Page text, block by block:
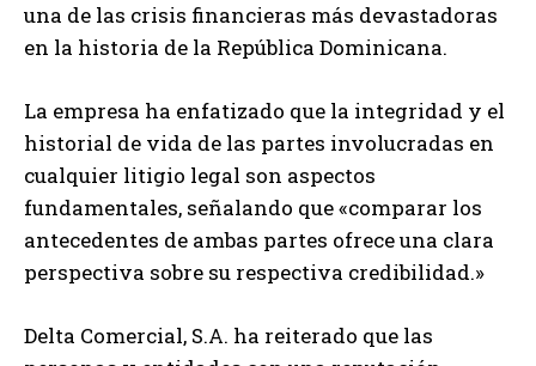
una de las crisis financieras más devastadoras
en la historia de la República Dominicana.
La empresa ha enfatizado que la integridad y el
historial de vida de las partes involucradas en
cualquier litigio legal son aspectos
fundamentales, señalando que «comparar los
antecedentes de ambas partes ofrece una clara
perspectiva sobre su respectiva credibilidad.»
Delta Comercial, S.A. ha reiterado que las